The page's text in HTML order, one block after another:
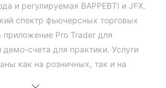
и регулируемая BAPPEBTI и JFX.
спектр фьючерсных торговых
приложение Pro Trader для
демо-счета для практики. Услуги
как на розничных, так и на